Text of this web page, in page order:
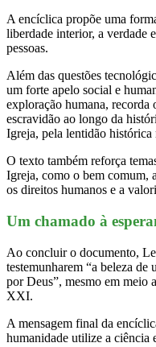
A encíclica propõe uma
liberdade interior, a verdade
pessoas.
Além das questões
um forte apelo social e
exploração humana, recorda
escravidão ao longo da
Igreja, pela lentidão histórica
O texto também reforça
Igreja, como o bem comum,
os direitos humanos e a
Um chamado à
Ao concluir o documento,
testemunharem “a beleza
por Deus”, mesmo em meio
XXI.
A mensagem final da
humanidade utilize a